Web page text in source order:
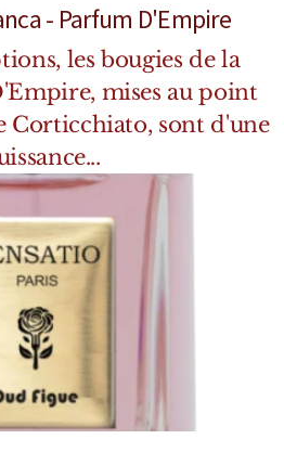
- Parfum D'Empire
les bougies de la
mises au point
Corticchiato, sont d'une